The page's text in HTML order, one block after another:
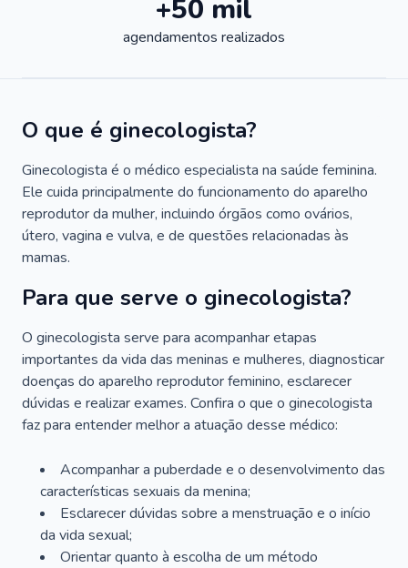
+50 mil
agendamentos realizados
O que é ginecologista?
Ginecologista é o médico especialista na saúde feminina.
Ele cuida principalmente do funcionamento do aparelho
reprodutor da mulher, incluindo órgãos como ovários,
útero, vagina e vulva, e de questões relacionadas às
mamas.
Para que serve o ginecologista?
O ginecologista serve para acompanhar etapas
importantes da vida das meninas e mulheres, diagnosticar
doenças do aparelho reprodutor feminino, esclarecer
dúvidas e realizar exames. Confira o que o ginecologista
faz para entender melhor a atuação desse médico:
Acompanhar a puberdade e o desenvolvimento das
características sexuais da menina;
Esclarecer dúvidas sobre a menstruação e o início
da vida sexual;
Orientar quanto à escolha de um método